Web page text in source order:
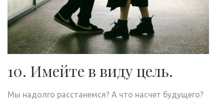
10. Имейте в виду цель.
Мы надолго расстанемся? А что насчет будущего?